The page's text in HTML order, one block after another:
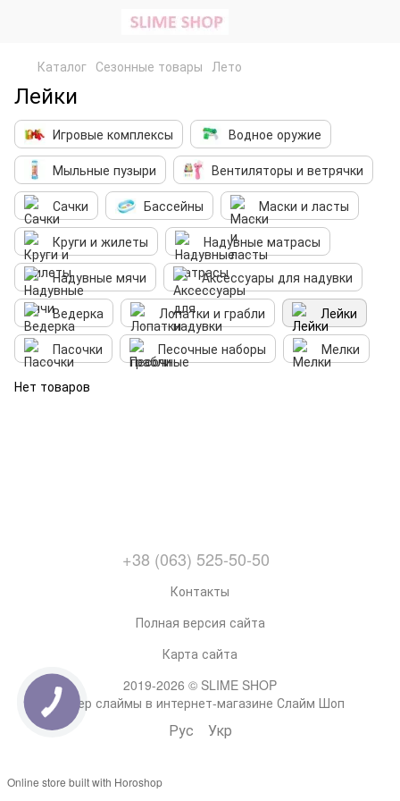
Каталог Сезонные товары Лето
Лейки
Игровые комплексы
Водное оружие
Мыльные пузыри
Вентиляторы и ветрячки
Сачки
Бассейны
Маски и ласты
Круги и жилеты
Надувные матрасы
Надувные мячи
Аксессуары для надувки
Ведерка
Лопатки и грабли
Лейки
Пасочки
Песочные наборы Мелки
Нет товаров
+38 (063) 525-50-50
Контакты
Полная версия сайта
Карта сайта
2019-2026 © SLIME SHOP
Супер слаймы в интернет-магазине Слайм Шоп
Рус Укр
Online store built with Horoshop